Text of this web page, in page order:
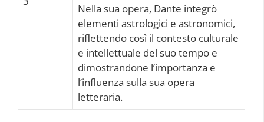
Nella sua opera, Dante integrò
elementi astrologici e astronomici,
riflettendo così il contesto culturale
e intellettuale del suo tempo e
dimostrandone l’importanza e
l’influenza sulla sua opera
letteraria.